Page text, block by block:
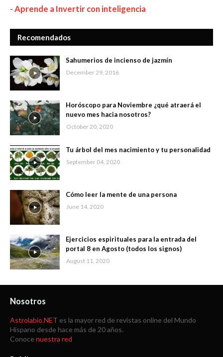
-Aprende a Invertir con inteligencia
Recomendados
Sahumerios de incienso de jazmín
December 29, 2016
Horóscopo para Noviembre ¿qué atraerá el
nuevo mes hacia nosotros?
October 20, 2020
Tu árbol del mes nacimiento y tu personalidad
September 04, 2020
Cómo leer la mente de una persona
June 14, 2020
Ejercicios espirituales para la entrada del
portal 8 en Agosto (todos los signos)
August 11, 2020
Nosotros
Astrolabio.NET es la mayor red de revistas online del Mundo
Hispano desde hace más de 20 años.
Conoce nuestra red